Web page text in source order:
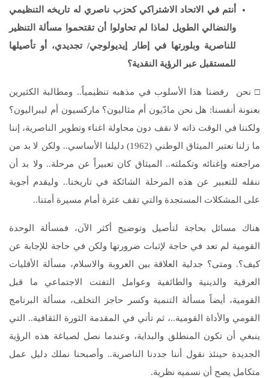
أنتم في الاتحاد الاشتراكي كحزب ناصري له تاريخه التنظيمي
والنضالي الطويل لماذا لم تحاولوا أن تقتحموا مسألة التنظير
للناصرية وبلورتها في إطار إيديولوجي/ تجديدي، أو تأصيلها
للمستقبل عبر الرؤية النقدية؟
□ نحن رفضنا هذا الأسلوب في مذهبه تنظيمياً.. ومطالبة الكثيرين
بعنونة أنفسنا: هل نحن مادّيون أم مثاليون؟ ماركسيون أم ليبراليون؟
ولكننا في الوقت ذاته لا نقف دون محاولة اغناء وتطوير الناصرية، إننا
ما زلنا نعتبر الميثاق الوطني (1962) دليلنا الأساسي.. ولكن لا بد من
مراجعته وإغنائه وتكملته.. الميثاق كان تعبيراً عن مرحلة.. ولا بد أن
ننقله للتعبير عن هذه المرحلة الشائكة في تاريخنا.. وليقدم أجوبة
على المشكلات المستجدة والتي تقف عثرة أمام مسيرة أمتنا..
هناك مسائل بحاجة لتأصيل وتوضيح أكثر الآن، فمسألة الوحدة
القومية لم تعد في حاجة لإثبات ضرورتها ولكن في حاجة للإجابة عن
كيف؟. ومتى؟ جدلية العلاقة بين العروبة والاسلام، مسألة الأقليات
العرقية والدينية والطائفية وعوامل التفتت الاجتماعي ما قبل
القومية، أيضاً مسألة التنمية وكسر حاجز التخلف، مسألة البرنامج
القومي والأداة القومية..، ثم تأتي في المقدمة الثورة الثقافية.. التي
ينبغي أن تكون المنطلق والبداية، وعندما نصل لصياغة هذه الرؤية
الجديدة حينئذ نقول أننا جددنا الناصرية.. وأصبحنا نملك دليل عمل
متكامل يصح أن نسميه نظرية.